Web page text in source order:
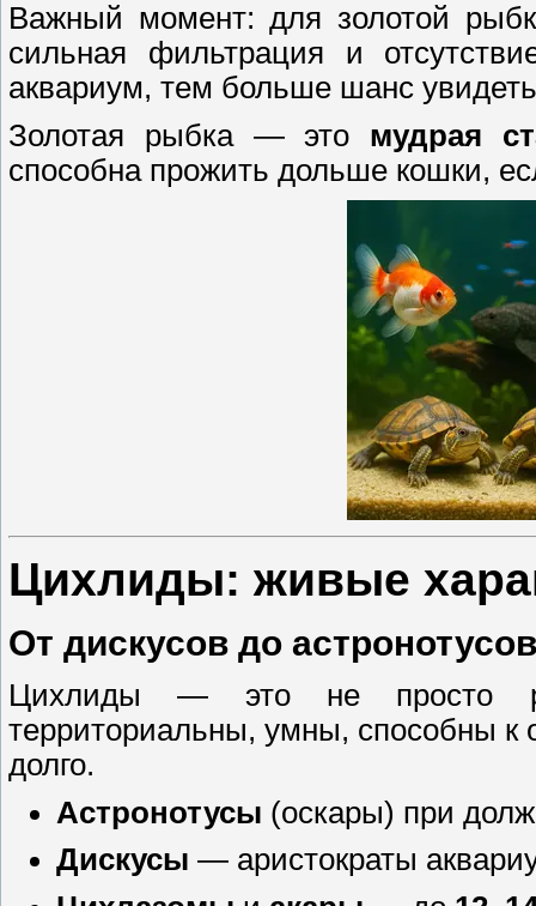
Важный момент: для золотой
сильная фильтрация и
аквариум, тем больше шанс
Золотая рыбка — это мудрая
способна прожить дольше кошки,
Цихлиды: живые
От дискусов до астронотусов
Цихлиды — это не
территориальны, умны, способны к
долго.
Астронотусы (оскары) при
Дискусы — аристократы